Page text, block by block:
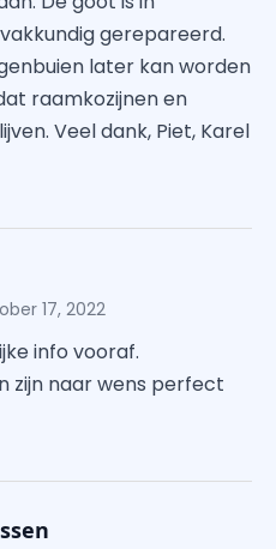
gerepareerd.
later kan worden
raamkozijnen en
Veel dank, Piet, Karel
17, 2022
info vooraf.
zijn naar wens perfect